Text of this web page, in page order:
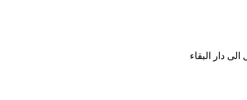
دار البقاء